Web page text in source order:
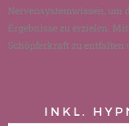
Nervensystemwissen, um
Ergebnisse zu erzielen.
Schöpferkraft zu entfalten